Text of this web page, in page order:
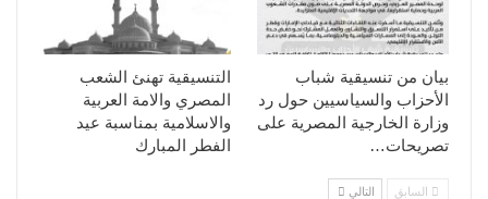
التنسيقية تهنئ الشعب
المصري والامة العربية
والاسلامية بمناسبة عيد
الفطر المبارك
بيان من تنسيقية شباب
الأحزاب والسياسيين حول رد
وزارة الخارجية المصرية على
تصريحات…
السابق التالي